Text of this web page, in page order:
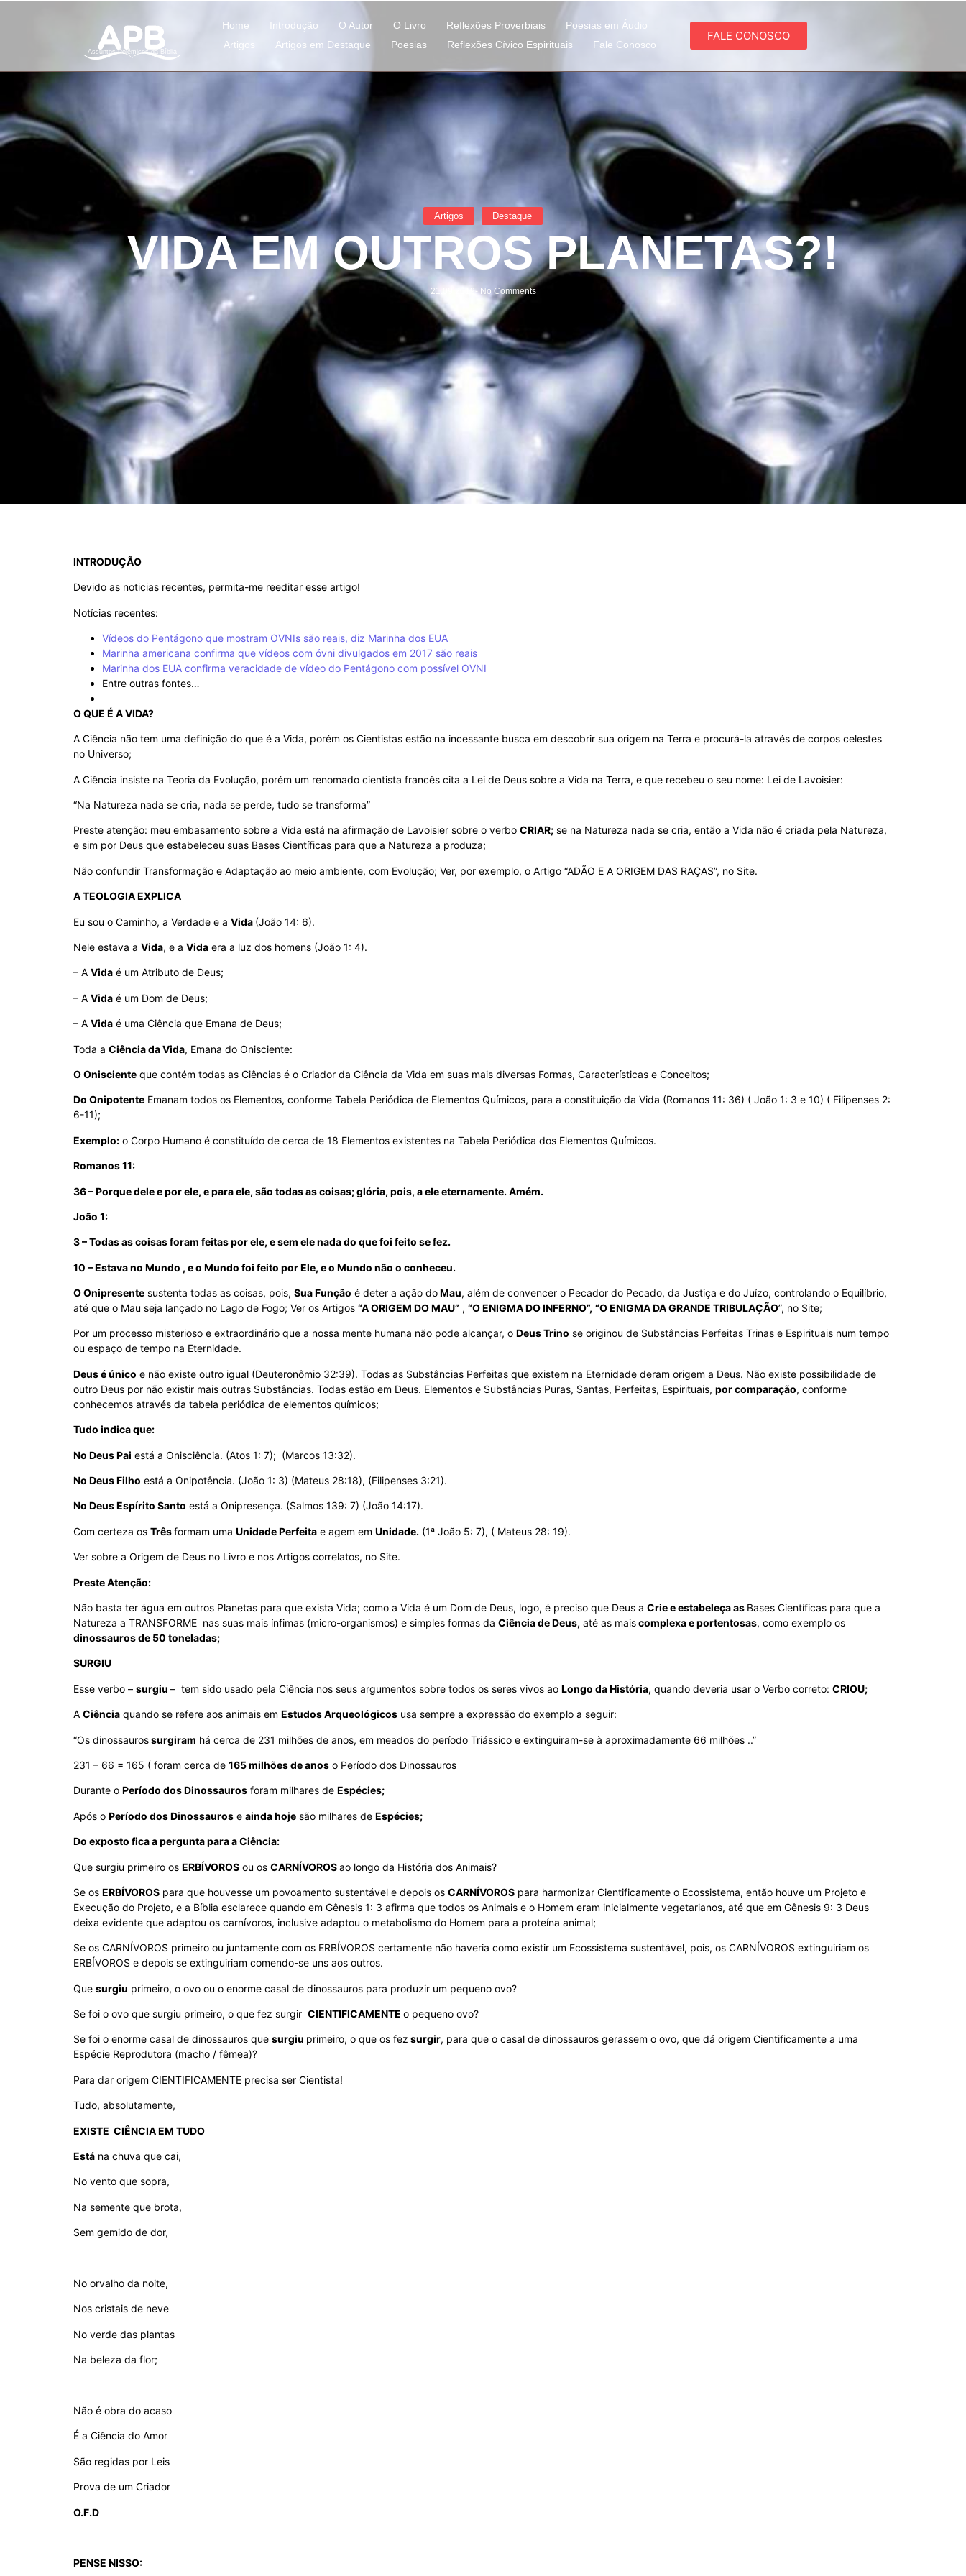
Assuntos Polêmicos da Bíblia
Home Introdução O Autor O Livro Reflexões Proverbiais
Poesias em Áudio
Artigos
Artigos em Destaque Poesias Reflexões Cívico Espirituais Fale Conosco
FALE CONOSCO
Artigos Destaque
VIDA EM OUTROS PLANETAS?!
21.09.2019-No Comments
INTRODUÇÃO
Devido as noticias recentes, permita-me reeditar esse artigo!
Notícias recentes:
Vídeos do Pentágono que mostram OVNIs são reais, diz Marinha dos EUA
Marinha americana confirma que vídeos com óvni divulgados em 2017 são reais
Marinha dos EUA confirma veracidade de vídeo do Pentágono com possível OVNI
Entre outras fontes…
O QUE É A VIDA?
A Ciência não tem uma definição do que é a Vida, porém os Cientistas estão na incessante busca em descobrir sua origem na Terra e procurá-la através de corpos celestes
no Universo;
A Ciência insiste na Teoria da Evolução, porém um renomado cientista francês cita a Lei de Deus sobre a Vida na Terra, e que recebeu o seu nome: Lei de Lavoisier:
“Na Natureza nada se cria, nada se perde, tudo se transforma”
Preste atenção: meu embasamento sobre a Vida está na afirmação de Lavoisier sobre o verbo CRIAR; se na Natureza nada se cria, então a Vida não é criada pela Natureza,
e sim por Deus que estabeleceu suas Bases Científicas para que a Natureza a produza;
Não confundir Transformação e Adaptação ao meio ambiente, com Evolução; Ver, por exemplo, o Artigo “ADÃO E A ORIGEM DAS RAÇAS”, no Site.
A TEOLOGIA EXPLICA
Eu sou o Caminho, a Verdade e a Vida (João 14: 6).
Nele estava a Vida, e a Vida era a luz dos homens (João 1: 4).
– A Vida é um Atributo de Deus;
– A Vida é um Dom de Deus;
– A Vida é uma Ciência que Emana de Deus;
Toda a Ciência da Vida, Emana do Onisciente:
O Onisciente que contém todas as Ciências é o Criador da Ciência da Vida em suas mais diversas Formas, Características e Conceitos;
Do Onipotente Emanam todos os Elementos, conforme Tabela Periódica de Elementos Químicos, para a constituição da Vida (Romanos 11: 36) ( João 1: 3 e 10) ( Filipenses 2:
6-11);
Exemplo: o Corpo Humano é constituído de cerca de 18 Elementos existentes na Tabela Periódica dos Elementos Químicos.
Romanos 11:
36 – Porque dele e por ele, e para ele, são todas as coisas; glória, pois, a ele eternamente. Amém.
João 1:
3 – Todas as coisas foram feitas por ele, e sem ele nada do que foi feito se fez.
10 – Estava no Mundo , e o Mundo foi feito por Ele, e o Mundo não o conheceu.
O Onipresente sustenta todas as coisas, pois, Sua Função é deter a ação doMau, além de convencer o Pecador do Pecado, da Justiça e do Juízo, controlando o Equilíbrio,
até que o Mau seja lançado no Lago de Fogo; Ver os Artigos “A ORIGEM DO MAU” , “O ENIGMA DO INFERNO”, “O ENIGMA DA GRANDE TRIBULAÇÃO”, no Site;
Por um processo misterioso e extraordinário que a nossa mente humana não pode alcançar, o Deus Trino se originou de Substâncias Perfeitas Trinas e Espirituais num tempo
ou espaço de tempo na Eternidade.
Deus é único e não existe outro igual (Deuteronômio 32:39). Todas as Substâncias Perfeitas que existem na Eternidade deram origem a Deus. Não existe possibilidade de
outro Deus por não existir mais outras Substâncias. Todas estão em Deus. Elementos e Substâncias Puras, Santas, Perfeitas, Espirituais, por comparação, conforme
conhecemos através da tabela periódica de elementos químicos;
Tudo indica que:
No Deus Pai está a Onisciência. (Atos 1: 7); (Marcos 13:32).
No Deus Filho está a Onipotência. (João 1: 3) (Mateus 28:18), (Filipenses 3:21).
No Deus Espírito Santo está a Onipresença. (Salmos 139: 7) (João 14:17).
Com certeza os Trêsformam uma Unidade Perfeita e agem em Unidade. (1ª João 5: 7), ( Mateus 28: 19).
Ver sobre a Origem de Deus no Livro e nos Artigos correlatos, no Site.
Preste Atenção:
Não basta ter água em outros Planetas para que exista Vida; como a Vida é um Dom de Deus, logo, é preciso que Deus a Crie e estabeleça as Bases Científicas para que a
Natureza a TRANSFORME nas suas mais ínfimas (micro-organismos) e simples formas da Ciência de Deus, até as maiscomplexa e portentosas, como exemplo os
dinossauros de 50 toneladas;
SURGIU
Esse verbo – surgiu – tem sido usado pela Ciência nos seus argumentos sobre todos os seres vivos ao Longo da História, quando deveria usar o Verbo correto: CRIOU;
A Ciência quando se refere aos animais em Estudos Arqueológicos usa sempre a expressão do exemplo a seguir:
“Os dinossaurossurgiram há cerca de 231 milhões de anos, em meados do período Triássico e extinguiram-se à aproximadamente 66 milhões ..”
231 – 66 = 165 ( foram cerca de 165 milhões de anos o Período dos Dinossauros
Durante o Período dos Dinossauros foram milhares de Espécies;
Após o Período dos Dinossauros e ainda hoje são milhares de Espécies;
Do exposto fica a pergunta para a Ciência:
Que surgiu primeiro os ERBÍVOROS ou os CARNÍVOROSao longo da História dos Animais?
Se os ERBÍVOROS para que houvesse um povoamento sustentável e depois os CARNÍVOROS para harmonizar Cientificamente o Ecossistema, então houve um Projeto e
Execução do Projeto, e a Bíblia esclarece quando em Gênesis 1: 3 afirma que todos os Animais e o Homem eram inicialmente vegetarianos, até que em Gênesis 9: 3 Deus
deixa evidente que adaptou os carnívoros, inclusive adaptou o metabolismo do Homem para a proteína animal;
Se os CARNÍVOROS primeiro ou juntamente com os ERBÍVOROS certamente não haveria como existir um Ecossistema sustentável, pois, os CARNÍVOROS extinguiriam os
ERBÍVOROS e depois se extinguiriam comendo-se uns aos outros.
Que surgiu primeiro, o ovo ou o enorme casal de dinossauros para produzir um pequeno ovo?
Se foi o ovo que surgiu primeiro, o que fez surgir CIENTIFICAMENTE o pequeno ovo?
Se foi o enorme casal de dinossauros que surgiu primeiro, o que os fez surgir, para que o casal de dinossauros gerassem o ovo, que dá origem Cientificamente a uma
Espécie Reprodutora (macho / fêmea)?
Para dar origem CIENTIFICAMENTE precisa ser Cientista!
Tudo, absolutamente,
EXISTE CIÊNCIA EM TUDO
Está na chuva que cai,
No vento que sopra,
Na semente que brota,
Sem gemido de dor,
No orvalho da noite,
Nos cristais de neve
No verde das plantas
Na beleza da flor;
Não é obra do acaso
É a Ciência do Amor
São regidas por Leis
Prova de um Criador
O.F.D
PENSE NISSO: